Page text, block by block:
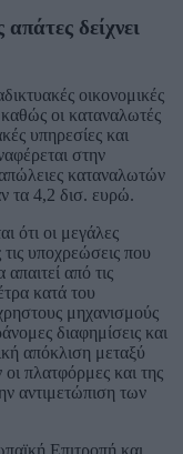
δείχνει
οικονομικές
καθώς οι καταναλωτές
υπηρεσίες και
στην
καταναλωτών
τα 4,2 δισ. ευρώ.
ότι οι μεγάλες
υποχρεώσεις που
από τις
κατά του
μηχανισμούς
διαφημίσεις και
απόκλιση μεταξύ
πλατφόρμες και της
αντιμετώπιση των
Επιτροπή και